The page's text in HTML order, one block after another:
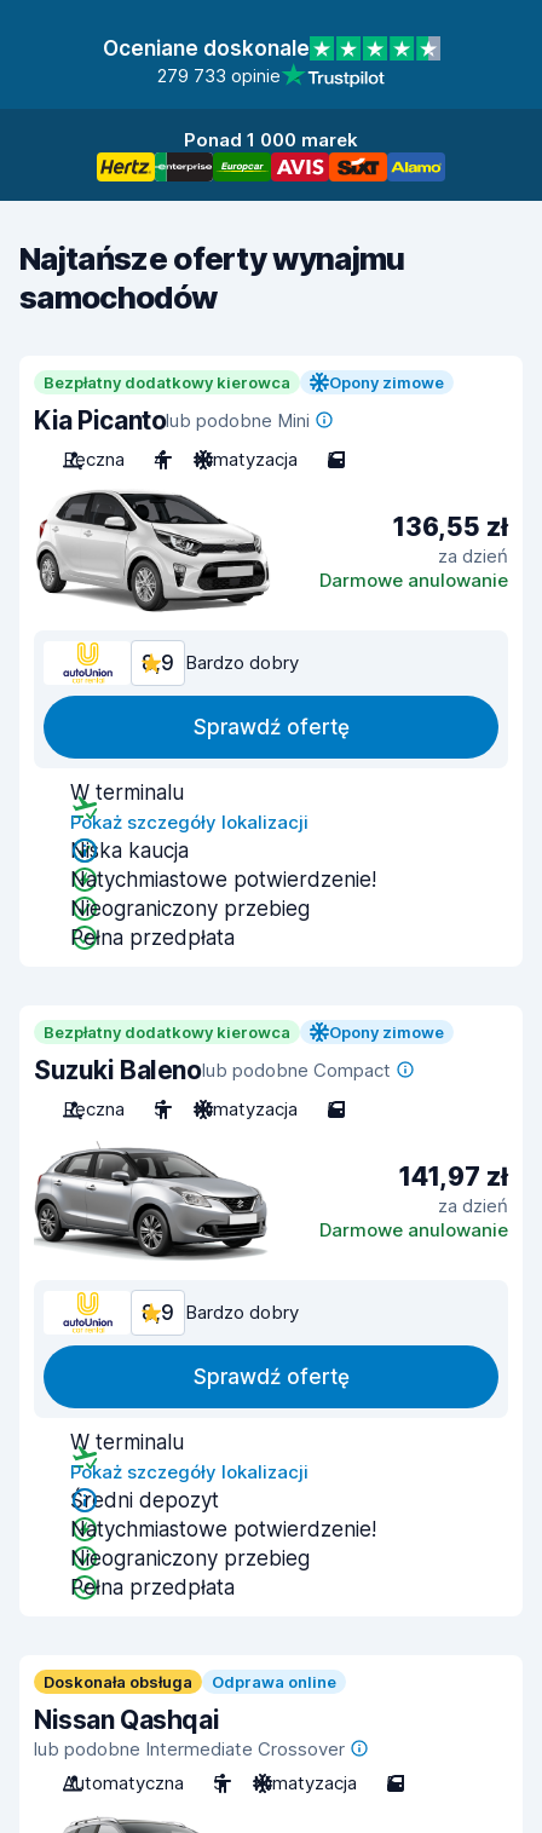
Oceniane doskonale
279 733 opinie
Ponad 1 000 marek
Najtańsze oferty wynajmu
samochodów
Bezpłatny dodatkowy kierowca Opony zimowe
Kia Picantolub podobne Mini
Ręczna
4 Klimatyzacja 5
136,55 zł
za dzień
Darmowe anulowanie
8,9 Bardzo dobry
Sprawdź ofertę
W terminalu
Pokaż szczegóły lokalizacji
Niska kaucja
Natychmiastowe potwierdzenie!
Nieograniczony przebieg
Pełna przedpłata
Bezpłatny dodatkowy kierowca Opony zimowe
Suzuki Balenolub podobne Compact
Ręczna
5 Klimatyzacja 5
141,97 zł
za dzień
Darmowe anulowanie
8,9 Bardzo dobry
Sprawdź ofertę
W terminalu
Pokaż szczegóły lokalizacji
Średni depozyt
Natychmiastowe potwierdzenie!
Nieograniczony przebieg
Pełna przedpłata
Doskonała obsługa Odprawa online
Nissan Qashqai
lub podobne Intermediate Crossover
Automatyczna
5 Klimatyzacja 5